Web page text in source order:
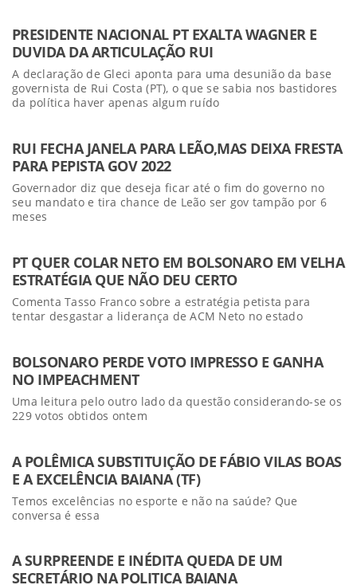
PRESIDENTE NACIONAL PT EXALTA WAGNER E
DUVIDA DA ARTICULAÇÃO RUI
A declaração de Gleci aponta para uma desunião da base
governista de Rui Costa (PT), o que se sabia nos bastidores
da política haver apenas algum ruído
RUI FECHA JANELA PARA LEÃO,MAS DEIXA FRESTA
PARA PEPISTA GOV 2022
Governador diz que deseja ficar até o fim do governo no
seu mandato e tira chance de Leão ser gov tampão por 6
meses
PT QUER COLAR NETO EM BOLSONARO EM VELHA
ESTRATÉGIA QUE NÃO DEU CERTO
Comenta Tasso Franco sobre a estratégia petista para
tentar desgastar a liderança de ACM Neto no estado
BOLSONARO PERDE VOTO IMPRESSO E GANHA
NO IMPEACHMENT
Uma leitura pelo outro lado da questão considerando-se os
229 votos obtidos ontem
A POLÊMICA SUBSTITUIÇÃO DE FÁBIO VILAS BOAS
E A EXCELÊNCIA BAIANA (TF)
Temos excelências no esporte e não na saúde? Que
conversa é essa
A SURPREENDE E INÉDITA QUEDA DE UM
SECRETÁRIO NA POLITICA BAIANA